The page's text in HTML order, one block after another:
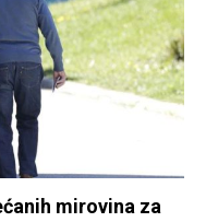
mirovina za